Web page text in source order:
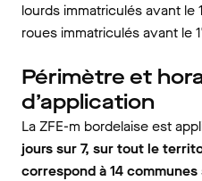
lourds immatriculés avant le 1
roues immatriculés avant le 1
Périmètre et
d’application
La ZFE-m bordelaise est
jours sur 7, sur tout le
correspond à 14